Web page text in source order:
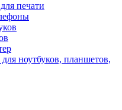
печати
ноутбуков, планшетов,